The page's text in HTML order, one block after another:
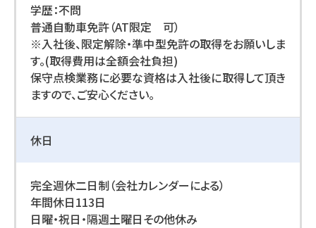
学歴：不問
普通自動車免許（AT限定 可）
※入社後、限定解除・準中型免許の取得をお願いしま
す。(取得費用は全額会社負担)
保守点検業務に必要な資格は入社後に取得して頂き
ますので、ご安心ください。
休日
完全週休二日制（会社カレンダーによる）
年間休日113日
日曜・祝日・隔週土曜日その他休み